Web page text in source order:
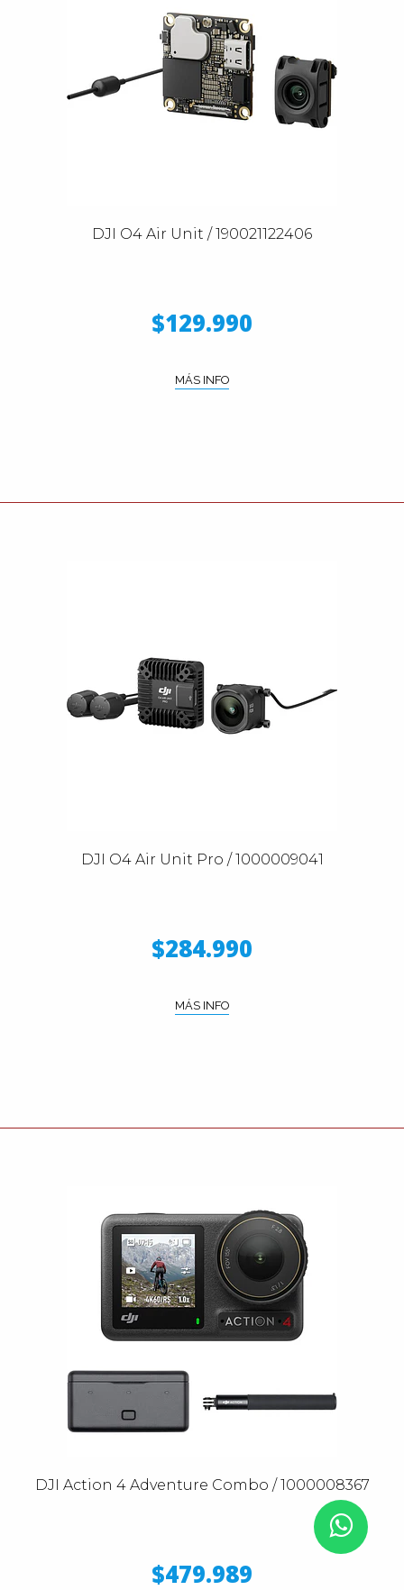
DJI O4 Air Unit / 190021122406
$129.990
MÁS INFO
DJI O4 Air Unit Pro / 1000009041
$284.990
MÁS INFO
DJI Action 4 Adventure Combo / 1000008367
$479.989